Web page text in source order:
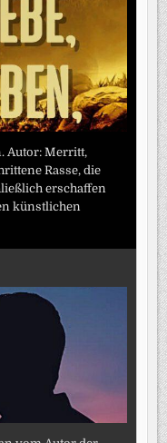
Autor: Merritt,
Rasse, die
erschaffen
künstlichen